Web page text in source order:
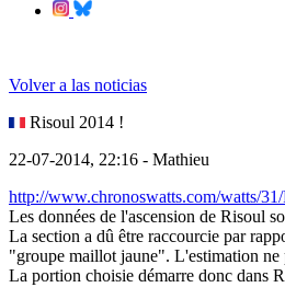
Volver a las noticias
Risoul 2014 !
22-07-2014, 22:16 - Mathieu
http://www.chronoswatts.com/watts/
Les données de l'ascension de Risoul
La section a dû être raccourcie par
"groupe maillot jaune". L'estimation ne
La portion choisie démarre donc dans